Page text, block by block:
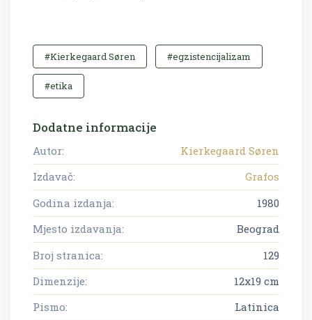
#Kierkegaard Søren #egzistencijalizam
#etika
Dodatne informacije
Autor:
Kierkegaard Søren
Izdavač:
Grafos
Godina izdanja:
1980
Mjesto izdavanja:
Beograd
Broj stranica:
129
Dimenzije:
12x19 cm
Pismo:
Latinica